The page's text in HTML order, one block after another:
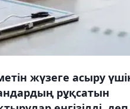
жүзеге асыру
рұқсатын